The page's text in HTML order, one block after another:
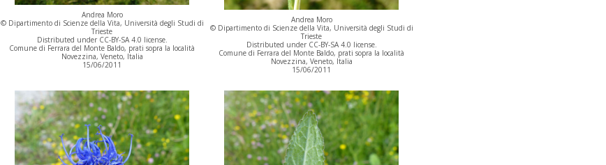
Andrea Moro
© Dipartimento di Scienze della Vita, Università degli Studi di
Trieste
Distributed under CC-BY-SA 4.0 license.
Comune di Ferrara del Monte Baldo, prati sopra la località
Novezzina, Veneto, Italia
15/06/2011
Andrea Moro
© Dipartimento di Scienze della Vita, Università degli Studi di
Trieste
Distributed under CC-BY-SA 4.0 license.
Comune di Ferrara del Monte Baldo, prati sopra la località
Novezzina, Veneto, Italia
15/06/2011